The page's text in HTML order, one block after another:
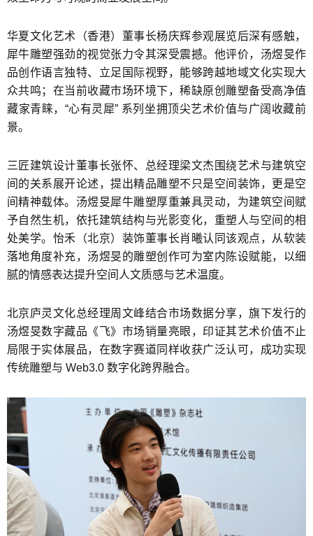
华夏文化艺术（香港）董事长杨庆辉参观展览后深有感触，
犀牛雕塑强劲的视觉张力令其深受震撼。他评价，汤煜旻作
品创作语言独特、立足国际视野，能够跨越地域文化实现大
众共鸣；在当前收藏市场环境下，稀缺原创雕塑备受高净值
藏家青睐，“心有灵犀” 系列坐拥顶尖艺术价值与广阔收藏前
景。
三匠建筑设计董事长张怀、总经理梁文杰围绕艺术与建筑空
间的关系展开论述，提出精品雕塑不只是空间装饰，更是空
间精神载体。汤煜旻犀牛雕塑厚重兼具灵动，为建筑空间赋
予自然生机，依托建筑结构与光影变化，重塑人与空间的相
处美学。怡禾（北京）装饰董事长肖曦认同该观点，从软装
落地角度补充，汤煜旻的雕塑创作可为室内陈设赋能，以细
腻的情感表达提升空间人文质感与艺术温度。
北京庐灵文化总经理周文峰结合市场数据分享，旗下发行的
汤煜旻数字藏品《飞》市场销量亮眼，印证其艺术价值不止
局限于实体展品，在数字赛道同样收获广泛认可，成功实现
传统雕塑与 Web3.0 数字化跨界融合。